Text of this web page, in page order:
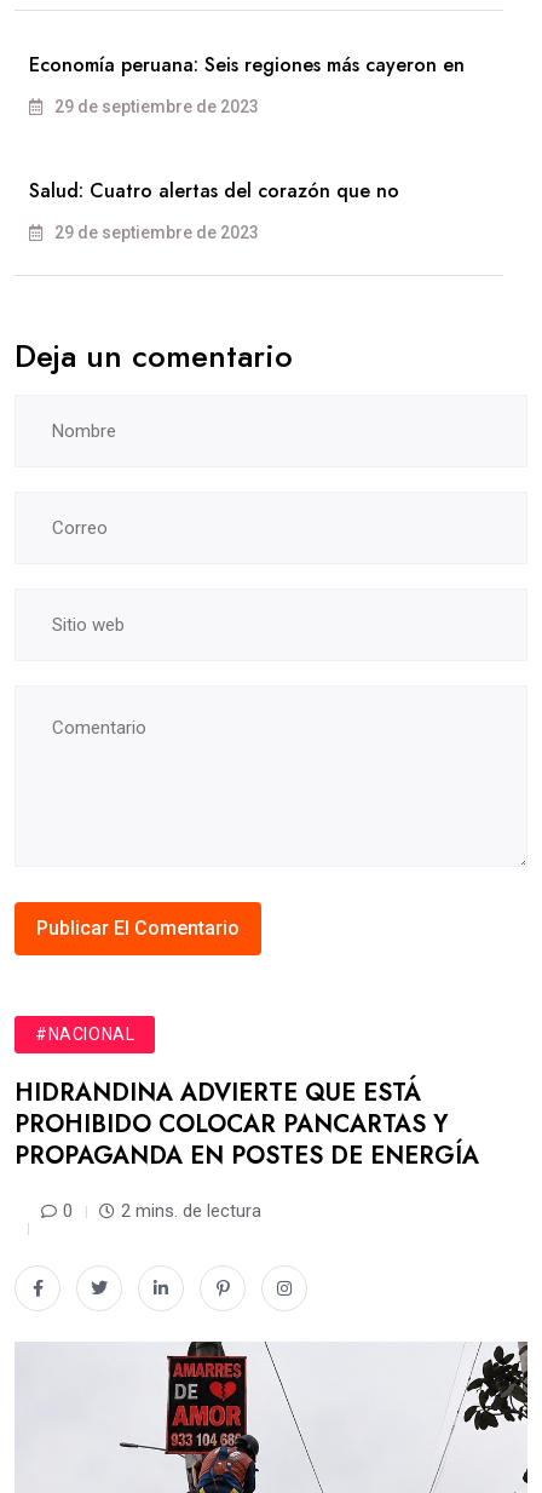
Economía peruana: Seis regiones más cayeron en
29 de septiembre de 2023
Salud: Cuatro alertas del corazón que no
29 de septiembre de 2023
Deja un comentario
#NACIONAL
HIDRANDINA ADVIERTE QUE ESTÁ
PROHIBIDO COLOCAR PANCARTAS Y
PROPAGANDA EN POSTES DE ENERGÍA
0 2 mins. de lectura